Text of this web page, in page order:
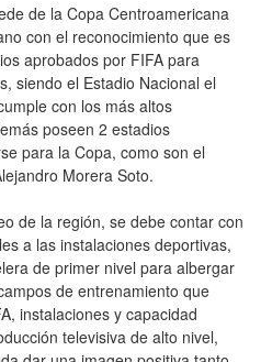
de la Copa Centroamericana
con el reconocimiento que es
aprobados por FIFA para
siendo el Estadio Nacional el
con los más altos
poseen 2 estadios
para la Copa, como son el
Morera Soto.
de la región, se debe contar con
a las instalaciones deportivas,
de primer nivel para albergar
de entrenamiento que
instalaciones y capacidad
televisiva de alto nivel,